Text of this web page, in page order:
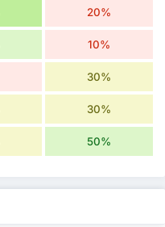
20%
10%
30%
30%
50%